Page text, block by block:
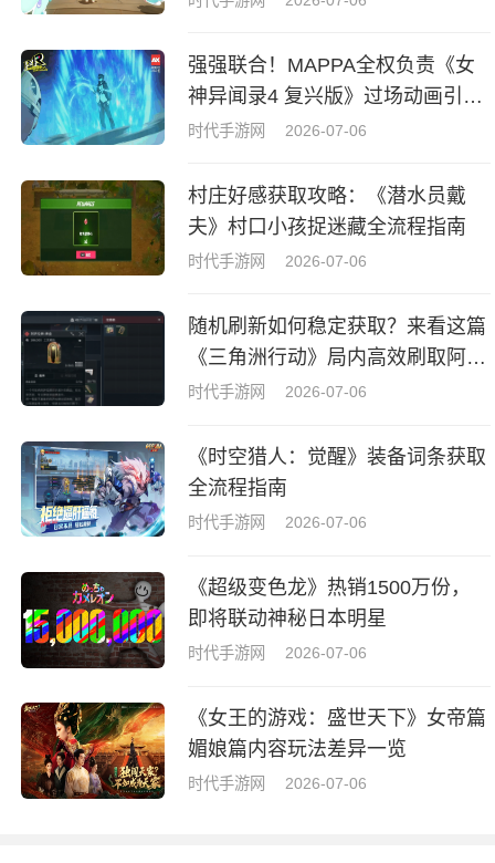
强强联合！MAPPA全权负责《女
神异闻录4 复兴版》过场动画引热
议
时代手游网 2026-07-06
村庄好感获取攻略：《潜水员戴
夫》村口小孩捉迷藏全流程指南
时代手游网 2026-07-06
随机刷新如何稳定获取？来看这篇
《三角洲行动》局内高效刷取阿萨
拉牌盒指南
时代手游网 2026-07-06
《时空猎人：觉醒》装备词条获取
全流程指南
时代手游网 2026-07-06
《超级变色龙》热销1500万份，
即将联动神秘日本明星
时代手游网 2026-07-06
《女王的游戏：盛世天下》女帝篇
媚娘篇内容玩法差异一览
时代手游网 2026-07-06